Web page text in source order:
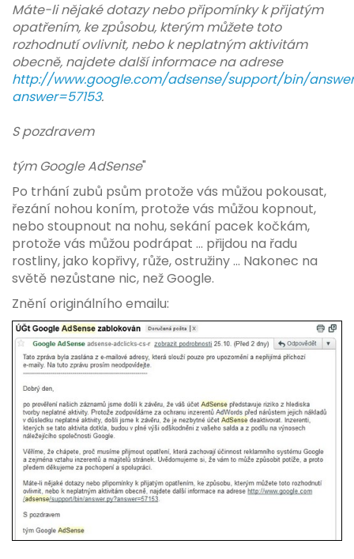
Máte-li nějaké dotazy nebo připomínky k přijatým
opatřením, ke způsobu, kterým můžete toto
rozhodnutí ovlivnit, nebo k neplatným aktivitám
obecně, najdete další informace na adrese
http://www.google.com/adsense/support/bin/
answer=57153.
S pozdravem
tým GoogleAdSense"
Po trhání zubů psům protože vás můžou pokousat,
řezání nohou koním, protože vás můžou kopnout,
nebo stoupnout na nohu, sekání pacek kočkám,
protože vás můžou podrápat ... přijdou na řadu
rostliny, jako kopřivy, růže, ostružiny ... Nakonec na
světě nezůstane nic, než Google.
Znění originálního emailu: